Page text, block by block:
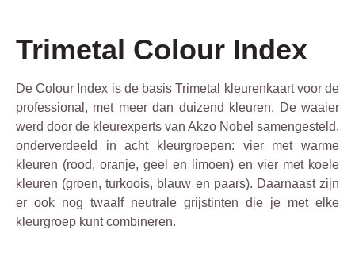
Trimetal Colour Index
De Colour Index is de basis Trimetal kleurenkaart voor de
professional, met meer dan duizend kleuren. De waaier
werd door de kleurexperts van Akzo Nobel samengesteld,
onderverdeeld in acht kleurgroepen: vier met warme
kleuren (rood, oranje, geel en limoen) en vier met koele
kleuren (groen, turkoois, blauw en paars). Daarnaast zijn
er ook nog twaalf neutrale grijstinten die je met elke
kleurgroep kunt combineren.